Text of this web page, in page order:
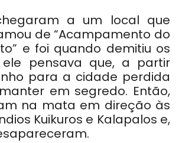
a um local que
de “Acampamento do
e foi quando demitiu os
ele pensava que, a partir
para a cidade perdida
em segredo. Então,
na mata em direção às
Kuikuros e Kalapalos e,